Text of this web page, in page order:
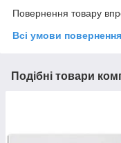
Повернення товару
Всі умови повернення
Подібні товари